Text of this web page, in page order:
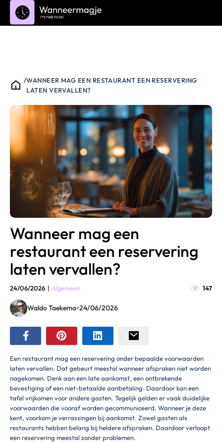
/WANNEER MAG EEN RESTAURANT EEN RESERVERING
LATEN VERVALLEN?
Wanneer mag een
restaurant een reservering
laten vervallen?
24/06/2026 | Algemeen 147
Waldo Taekema•24/06/2026
Een restaurant mag een reservering onder bepaalde voorwaarden
laten vervallen. Dat gebeurt meestal wanneer afspraken niet worden
nagekomen. Denk aan een late aankomst, een ontbrekende
bevestiging of een niet-betaalde aanbetaling. Daardoor kan een
tafel vrijkomen voor andere gasten. Tegelijk gelden er vaak duidelijke
voorwaarden die vooraf worden gecommuniceerd. Wanneer je deze
kent, voorkom je verrassingen bij aankomst. Zowel gasten als
restaurants hebben belang bij heldere afspraken. Daardoor verloopt
een reservering meestal zonder problemen.